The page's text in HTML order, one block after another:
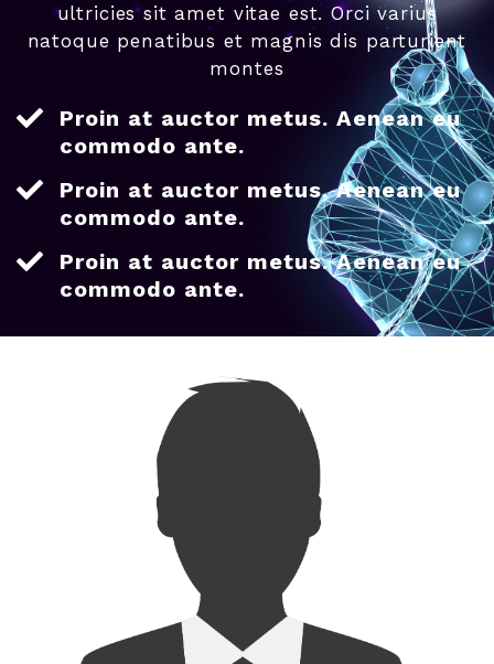
ultricies sit amet vitae est. Orci varius
natoque penatibus et magnis dis parturient
montes
Proin at auctor metus. Aenean eu
commodo ante.
Proin at auctor metus. Aenean eu
commodo ante.
Proin at auctor metus. Aenean eu
commodo ante.